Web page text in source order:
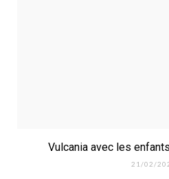
Vulcania avec les
21/02/